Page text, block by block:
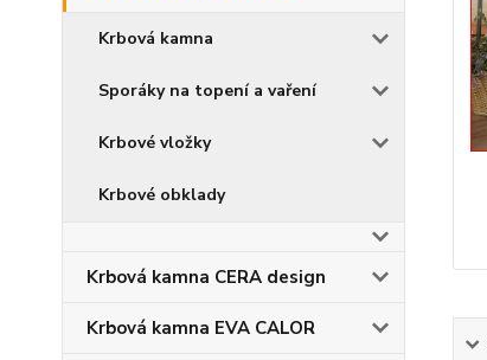
Krbová kamna
Sporáky na topení a vaření
Krbové vložky
Krbové obklady
Krbová kamna CERA design
Krbová kamna EVA CALOR